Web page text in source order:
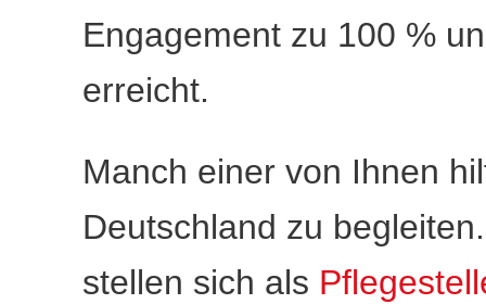
Engagement zu 100 %
erreicht.
Manch einer von Ihnen
Deutschland zu
stellen sich als